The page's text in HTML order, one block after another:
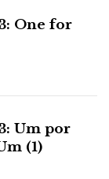
One for
Um por
(1)